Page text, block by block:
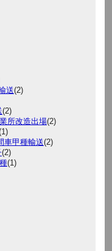
送(2)
(2)
所改造出場(2)
車甲種輸送(2)
(2)
(1)